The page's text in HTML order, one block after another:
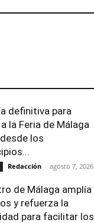
definitiva para
la Feria de Málaga
los
Redacción - agosto 7, 2026
de Málaga amplía
y refuerza la
para facilitar los